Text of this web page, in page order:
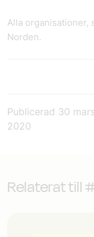
Alla organisationer,
Norden.
Publicerad 30
2020
Relaterat till